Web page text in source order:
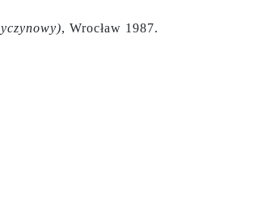
, Wrocław 1987.